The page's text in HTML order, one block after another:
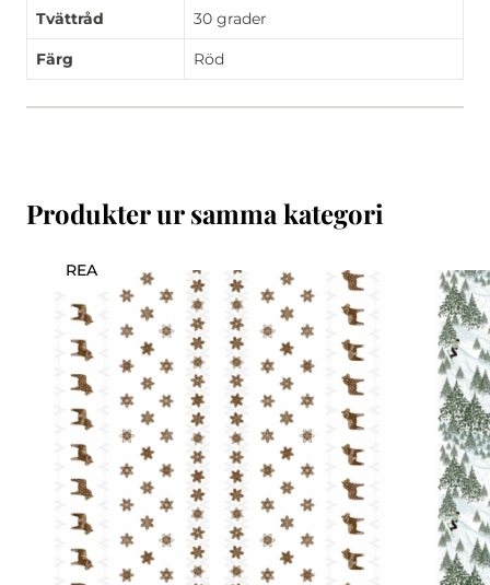
Tvättråd 30 grader
Färg Röd
Produkter ur samma kategori
REA